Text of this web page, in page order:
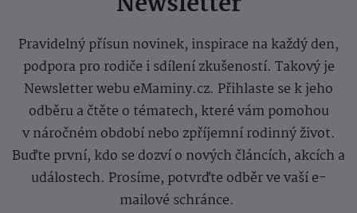
Pravidelný přísun novinek, inspirace na každý den,
podpora pro rodiče i sdílení zkušeností. Takový je
Newsletter webu eMaminy.cz. Přihlaste se k jeho
odběru a čtěte o tématech, které vám pomohou
v náročném období nebo zpříjemní rodinný život.
Buďte první, kdo se dozví o nových článcích, akcích a
událostech. Prosíme, potvrďte odběr ve vaší e-
mailové schránce.